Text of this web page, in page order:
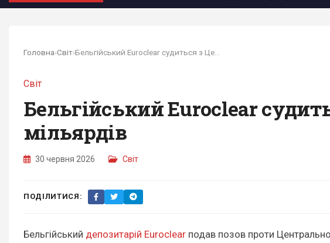
Головна›Світ›
Світ
Бельгійський Euroclear
мільярдів
30 червня 2026 Світ
ПОДІЛИТИСЯ:
Бельгійський депозитарій Euroclear подав позов проти